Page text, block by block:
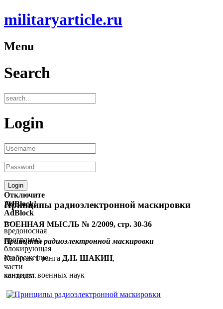
militaryarticle.ru
Menu
Search
Login
Отключите
AdBlock!
AdBlock
—
вредоносная
программа,
блокирующая
отображение
части
контента.
Принципы радиоэлектронной маскировки
ВОЕННАЯ МЫСЛЬ № 2/2009, стр. 30-36
Принципы радиоэлектронной маскировки
Капитан 1 ранга Д.Н. ШАКИН,
кандидат военных наук